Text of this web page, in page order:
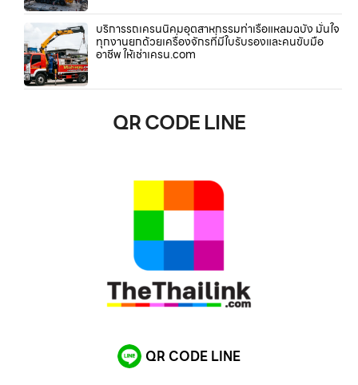
บริการรถเครนนิคมอุตสาหกรรมท่าเรือแหลมฉบัง มั่นใจ
ทุกงานยกด้วยเครื่องจักรที่มีใบรับรองและคนขับมือ
อาชีพ ให้เช่าเครน.com
QR CODE LINE
QR CODE LINE